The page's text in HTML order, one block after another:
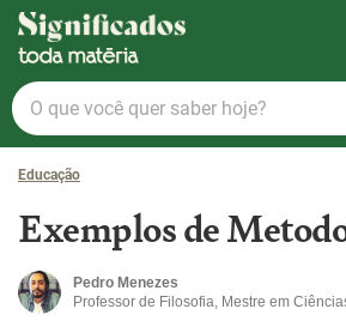
Significados
O
que
você
quer
hoje?
Educação
Exemplos de
Pedro Menezes
Professor de Filosofia, Mestre em